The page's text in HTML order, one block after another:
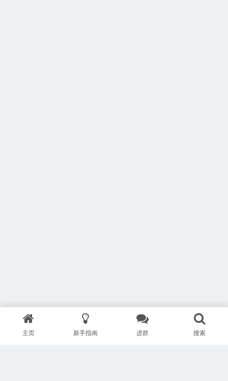
主页 新手指南 进群 搜索